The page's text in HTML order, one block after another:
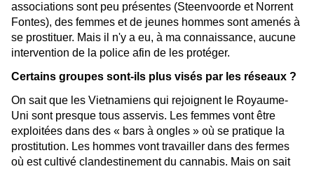
associations sont peu présentes (Steenvoorde et Norrent
Fontes), des femmes et de jeunes hommes sont amenés à
se prostituer. Mais il n'y a eu, à ma connaissance, aucune
intervention de la police afin de les protéger.
Certains groupes sont-ils plus visés par les réseaux ?
On sait que les Vietnamiens qui rejoignent le Royaume-
Uni sont presque tous asservis. Les femmes vont être
exploitées dans des « bars à ongles » où se pratique la
prostitution. Les hommes vont travailler dans des fermes
où est cultivé clandestinement du cannabis. Mais on sait